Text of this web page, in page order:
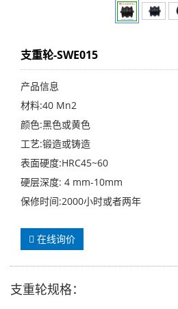
支重轮-SWE015
产品信息
材料:40 Mn2
颜色:黑色或黄色
工艺:锻造或铸造
表面硬度:HRC45~60
硬层深度: 4 mm-10mm
保修时间:2000小时或者两年
在线询价
支重轮规格：